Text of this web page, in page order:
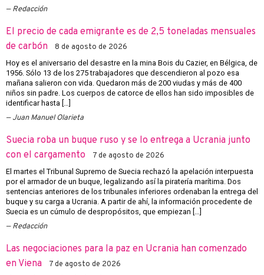
Redacción
El precio de cada emigrante es de 2,5 toneladas mensuales
de carbón
8 de agosto de 2026
Hoy es el aniversario del desastre en la mina Bois du Cazier, en Bélgica, de
1956. Sólo 13 de los 275 trabajadores que descendieron al pozo esa
mañana salieron con vida. Quedaron más de 200 viudas y más de 400
niños sin padre. Los cuerpos de catorce de ellos han sido imposibles de
identificar hasta […]
Juan Manuel Olarieta
Suecia roba un buque ruso y se lo entrega a Ucrania junto
con el cargamento
7 de agosto de 2026
El martes el Tribunal Supremo de Suecia rechazó la apelación interpuesta
por el armador de un buque, legalizando así la piratería marítima. Dos
sentencias anteriores de los tribunales inferiores ordenaban la entrega del
buque y su carga a Ucrania. A partir de ahí, la información procedente de
Suecia es un cúmulo de despropósitos, que empiezan […]
Redacción
Las negociaciones para la paz en Ucrania han comenzado
en Viena
7 de agosto de 2026